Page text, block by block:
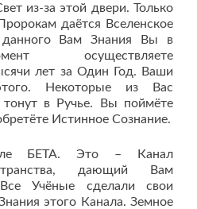
из-за этой двери. Только
даётся Вселенское
Вам Знания Вы в
осуществляете
лет за Один Год. Ваши
Некоторые из Вас
в Ручье. Вы поймёте
Истинное Сознание.
БЕТА. Это – Канал
дающий Вам
Учёные сделали свои
этого Канала. Земное